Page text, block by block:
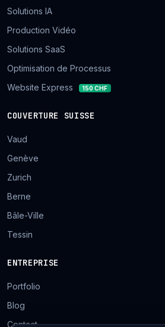
Solutions IA
Production Vidéo
Solutions SaaS
Optimisation de Processus
Website Express
150 CHF
COUVERTURE SUISSE
Vaud
Genève
Zurich
Berne
Bâle-Ville
Tessin
ENTREPRISE
Portfolio
Blog
Contact